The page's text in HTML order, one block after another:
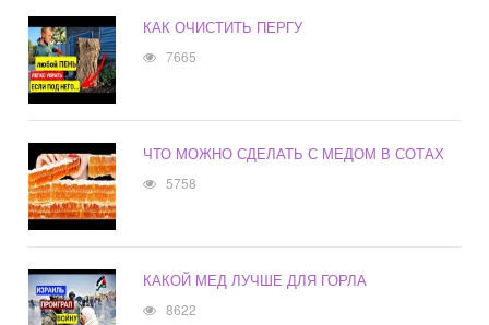
КАК ОЧИСТИТЬ ПЕРГУ
7665
ЧТО МОЖНО СДЕЛАТЬ С МЕДОМ В СОТАХ
5758
КАКОЙ МЕД ЛУЧШЕ ДЛЯ ГОРЛА
8622